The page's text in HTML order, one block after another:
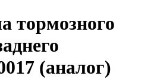
тормозного
(аналог)